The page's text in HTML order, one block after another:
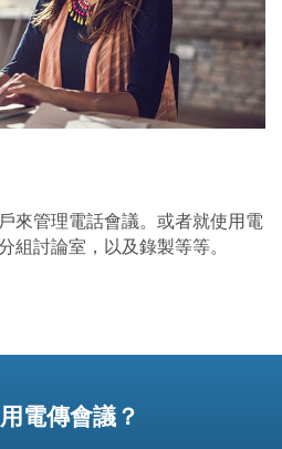
來管理電話會議。或者就使用電
組討論室，以及錄製等等。
電傳會議？